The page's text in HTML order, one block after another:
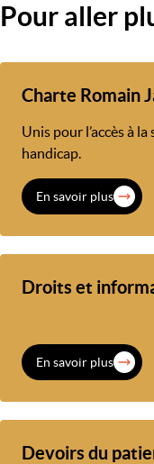
Pour aller
Charte Romain
Unis pour l’accès à
handicap.
En savoir plus
Droits et
En savoir plus
Devoirs du